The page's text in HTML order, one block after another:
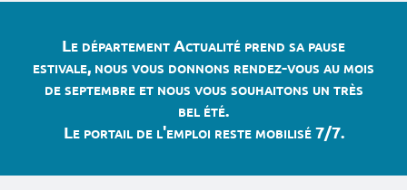
Le département Actualité prend sa pause
estivale, nous vous donnons rendez-vous au mois
de septembre et nous vous souhaitons un très
bel été.
Le portail de l'emploi reste mobilisé 7/7.